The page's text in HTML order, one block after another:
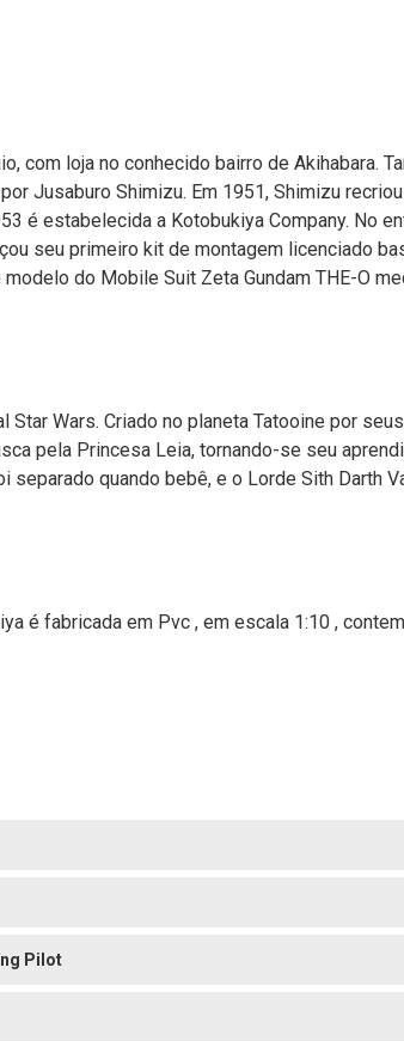
com loja no conhecido bairro de Akihabara.
Jusaburo Shimizu. Em 1951, Shimizu
é estabelecida a Kotobukiya Company. No
seu primeiro kit de montagem licenciado
do Mobile Suit Zeta Gundam THE-O
Wars. Criado no planeta Tatooine por
pela Princesa Leia, tornando-se seu
quando bebê, e o Lorde Sith Darth
é fabricada em Pvc , em escala 1:10 ,
Pilot